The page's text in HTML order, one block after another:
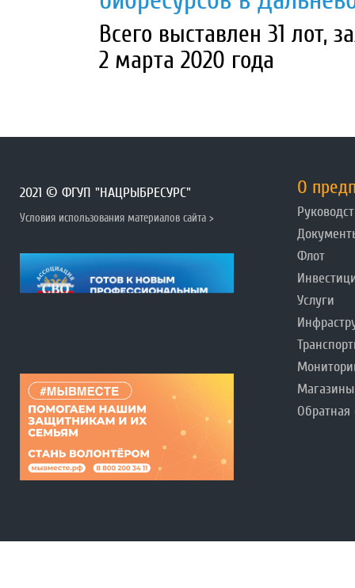
Всего выставлен 31 лот,
2 марта 2020 года
2021 © ФГУП "НАЦРЫБРЕСУРС"
Условия использования материалов сайта >
О
Флот
Услуги
Магазины
Обратная